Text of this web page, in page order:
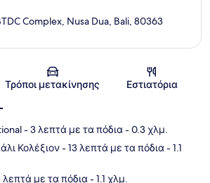
Χάρτης
Complex, Nusa Dua, Bali, 80363
Τρόποι μετακίνησης Εστιατόρια
- 3 λεπτά με τα πόδια- 0.3 χλμ.
Κολέξιον- 13 λεπτά με τα πόδια- 1.1
λεπτά με τα πόδια- 1.1 χλμ.